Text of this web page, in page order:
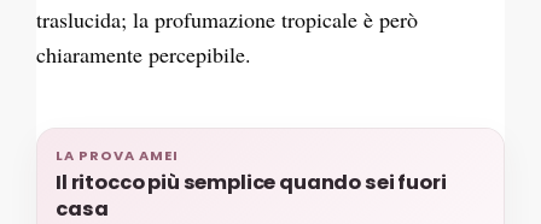
traslucida; la profumazione tropicale è però
chiaramente percepibile.
LA PROVA AMEI
Il ritocco più semplice quando sei fuori
casa